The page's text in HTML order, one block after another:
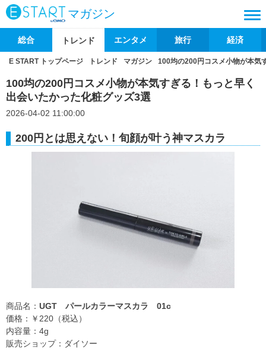
マガジン
総合 トレンド エンタメ 旅行 経済
E START トップページ トレンド マガジン 100均の200円コスメ小物が本気
100均の200円コスメ小物が本気すぎる！もっと早く
出会いたかった化粧グッズ3選
2026-04-02 11:00:00
200円とは思えない！旬顔が叶う神マスカラ
商品名： UGT パールカラーマスカラ 01c
価格：￥220（税込）
内容量：4g
販売ショップ：ダイソー